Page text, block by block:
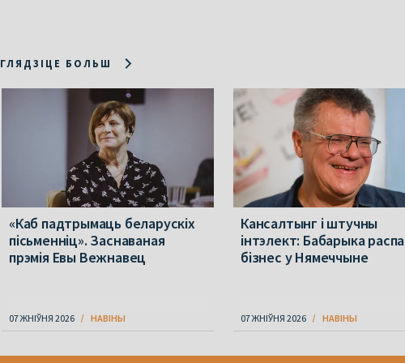
ГЛЯДЗІЦЕ БОЛЬШ
«Каб падтрымаць беларускіх
пісьменніц». Заснаваная
прэмія Евы Вежнавец
07 ЖНІЎНЯ 2026 НАВІНЫ
Кансалтынг і штучны
інтэлект: Бабарыка
бізнес у Нямеччыне
07 ЖНІЎНЯ 2026 НАВІНЫ